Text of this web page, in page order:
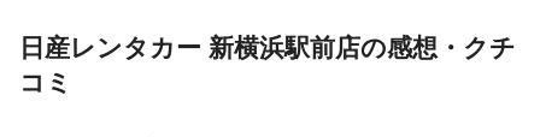
日産レンタカー 新横浜駅前店の感想・クチ
コミ